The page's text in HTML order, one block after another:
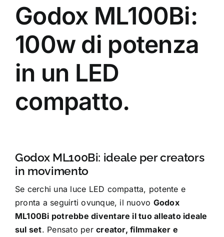
Godox ML100Bi:
100w di potenza
in un LED
compatto.
Godox ML100Bi: ideale per creators
in movimento
Se cerchi una luce LED compatta, potente e
pronta a seguirti ovunque, il nuovo Godox
ML100Bi potrebbe diventare il tuo alleato ideale
sul set. Pensato percreator, filmmaker e